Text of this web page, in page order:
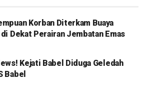
Korban Diterkam Buaya
Dekat Perairan Jembatan Emas
Kejati Babel Diduga Geledah
Babel